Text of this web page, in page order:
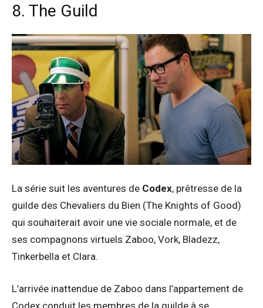
8. The Guild
La série suit les aventures de Codex, prêtresse de la
guilde des Chevaliers du Bien (The Knights of Good)
qui souhaiterait avoir une vie sociale normale, et de
ses compagnons virtuels Zaboo, Vork, Bladezz,
Tinkerbella et Clara.
L’arrivée inattendue de Zaboo dans l’appartement de